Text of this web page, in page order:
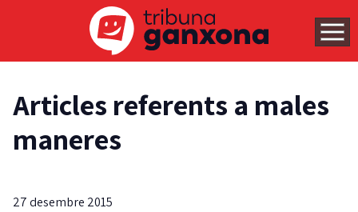
Articles referents a males
maneres
27 desembre 2015